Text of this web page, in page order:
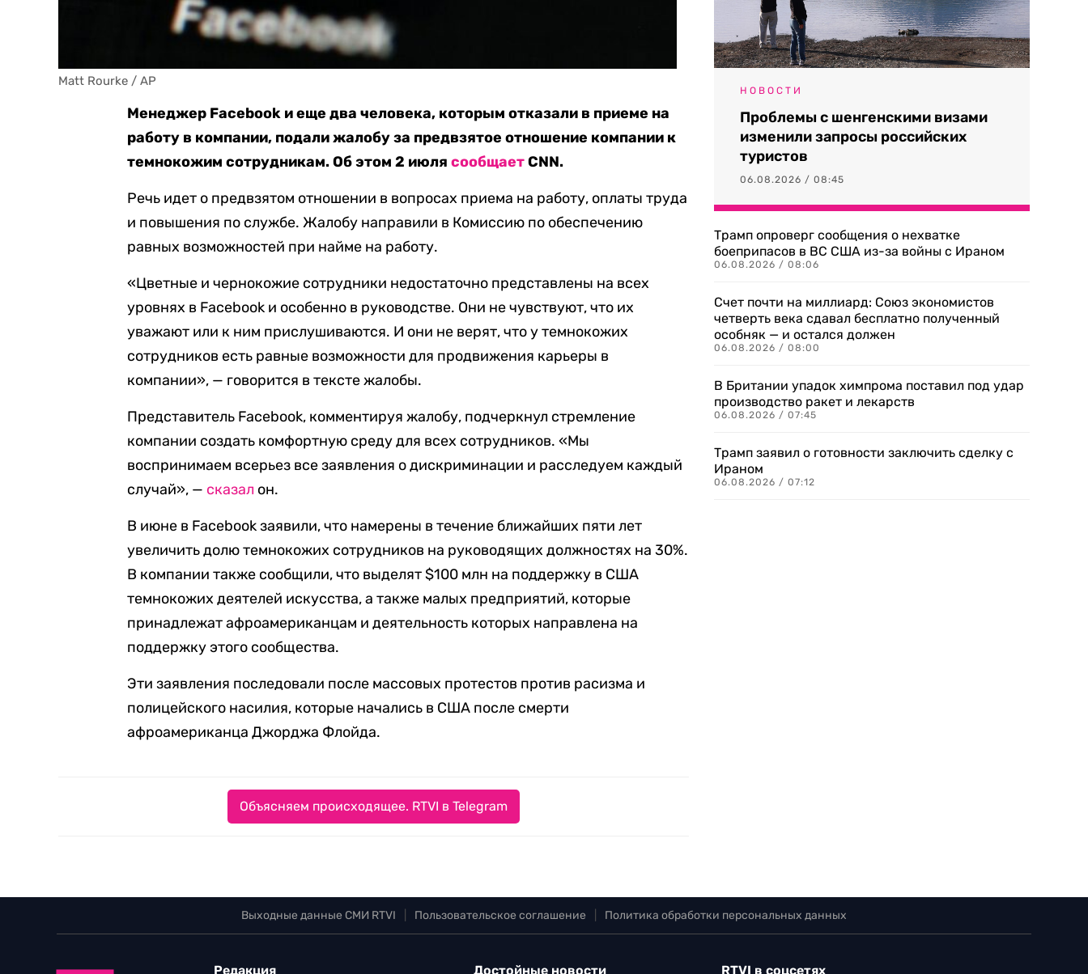
Matt Rourke / AP
Менеджер Facebook и еще два человека, которым отказали в приеме на
работу в компании, подали жалобу за предвзятое отношение компании к
темнокожим сотрудникам. Об этом 2 июлясообщаетCNN.
Речь идет о предвзятом отношении в вопросах приема на работу, оплаты труда
и повышения по службе. Жалобу направили в Комиссию по обеспечению
равных возможностей при найме на работу.
«Цветные и чернокожие сотрудники недостаточно представлены на всех
уровнях в Facebook и особенно в руководстве. Они не чувствуют, что их
уважают или к ним прислушиваются. И они не верят, что у темнокожих
сотрудников есть равные возможности для продвижения карьеры в
компании», — говорится в тексте жалобы.
Представитель Facebook, комментируя жалобу, подчеркнул стремление
компании создать комфортную среду для всех сотрудников. «Мы
воспринимаем всерьез все заявления о дискриминации и расследуем каждый
случай», — сказал он.
В июне в Facebook заявили, что намерены в течение ближайших пяти лет
увеличить долю темнокожих сотрудников на руководящих должностях на 30%.
В компании также сообщили, что выделят $100 млн на поддержку в США
темнокожих деятелей искусства, а также малых предприятий, которые
принадлежат афроамериканцам и деятельность которых направлена на
поддержку этого сообщества.
Эти заявления последовали после массовых протестов против расизма и
полицейского насилия, которые начались в США после смерти
афроамериканца Джорджа Флойда.
Объясняем происходящее. RTVI в Telegram
НОВОСТИ
Проблемы с шенгенскими визами
изменили запросы российских
туристов
06.08.2026 / 08:45
Трамп опроверг сообщения о нехватке
боеприпасов в ВС США из-за войны с Ираном
06.08.2026 / 08:06
Счет почти на миллиард: Союз экономистов
четверть века сдавал бесплатно полученный
особняк — и остался должен
06.08.2026 / 08:00
В Британии упадок химпрома поставил под удар
производство ракет и лекарств
06.08.2026 / 07:45
Трамп заявил о готовности заключить сделку с
Ираном
06.08.2026 / 07:12
Выходные данные СМИ RTVI Пользовательское соглашение Политика обработки персональных данных
Редакция Достойные новости RTVI в соцсетях